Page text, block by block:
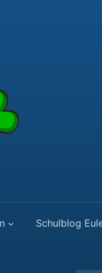
Schulblog